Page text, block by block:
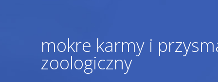
mokre karmy i
zoologiczny